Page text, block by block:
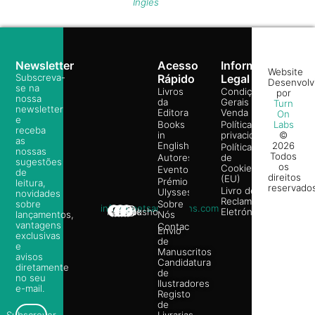
info@poetsandragons.com
Infantil
Adulto
Bookshop
Acesso
Rápido
Livros
da
Editora
Books
in
English
Autores
Eventos
Prémio
Ulysses
Sobre
Nós
Contactos
Envio
de
Manuscritos
Candidatura
de
Ilustradores
Registo
de
Informação
Legal
Condições
Gerais de
Venda
Política de
privacidade
Política
de
Cookies
(EU)
Livro de
Reclamações
Eletrónico
Newsletter
Subscreva-
se na
nossa
newsletter
e
receba
as
nossas
sugestões
de
leitura,
novidades
sobre
lançamentos,
vantagens
exclusivas
e
avisos
diretamente
no seu
e-mail.
Website
por
Turn
On
Labs
©
2026
Todos
os
direitos